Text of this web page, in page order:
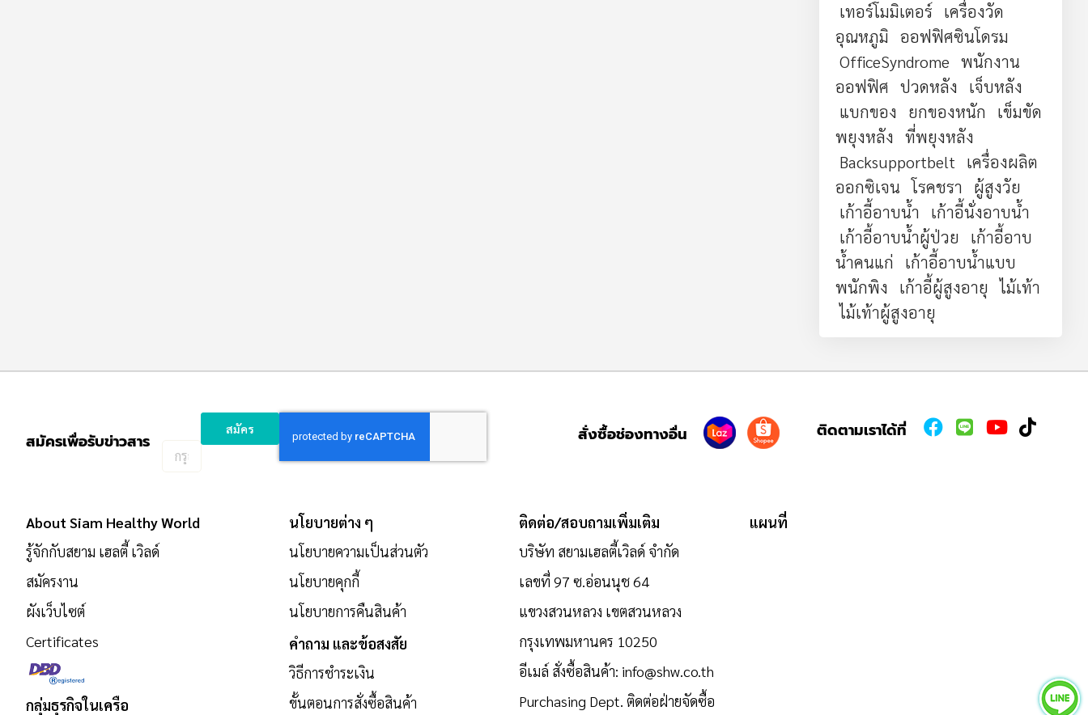
เทอร์โมมิเตอร์
เครื่องวัด
อุณหภูมิ ออฟฟิศซินโดรม
OfficeSyndrome พนักงาน
ออฟฟิศ ปวดหลัง
เจ็บหลัง
แบกของ
ยกของหนัก
เข็มขัด
พยุงหลัง
ที่พยุงหลัง
Backsupportbelt
เครื่องผลิต
ออกซิเจน โรคชรา
ผู้สูงวัย
เก้าอี้อาบน้ำ
เก้าอี้นั่งอาบน้ำ
เก้าอี้อาบน้ำผู้ป่วย
เก้าอี้อาบ
น้ำคนแก่
เก้าอี้อาบน้ำแบบ
พนักพิง
เก้าอี้ผู้สูงอายุ
ไม้เท้า
ไม้เท้าผู้สูงอายุ
สมัครเพื่อรับข่าวสาร
อีเมล
รับ
สมัคร สั่งซื้อช่องทางอื่น ติดตามเราได้ที่
About Siam Healthy World
รู้จักกับสยาม เฮลตี้ เวิลด์
สมัครงาน
ผังเว็บไซต์
Certificates
กลุ่มธุรกิจในเครือ
นโยบายต่าง ๆ
นโยบายความเป็นส่วนตัว
นโยบายคุกกี้
นโยบายการคืนสินค้า
คำถาม และข้อสงสัย
วิธีการชำระเงิน
ขั้นตอนการสั่งซื้อสินค้า
ติดต่อ/สอบถามเพิ่มเติม
บริษัท สยามเฮลตี้เวิลด์ จำกัด
เลขที่ 97 ซ.อ่อนนุช 64
แขวงสวนหลวง เขตสวนหลวง
กรุงเทพมหานคร 10250
อีเมล์ สั่งซื้อสินค้า: info@shw.co.th
Purchasing Dept. ติดต่อฝ่ายจัดซื้อ
แผนที่